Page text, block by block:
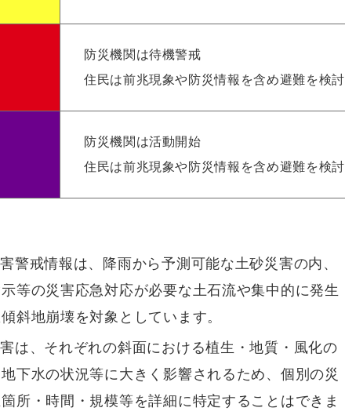
防災機関は待機警戒
住民は前兆現象や防災情報を含め避難を検討
防災機関は活動開始
住民は前兆現象や防災情報を含め避難を検討
警戒情報は、降雨から予測可能な土砂災害の内、
等の災害応急対応が必要な土石流や集中的に発生
斜地崩壊を対象としています。
は、それぞれの斜面における植生・地質・風化の
下水の状況等に大きく影響されるため、個別の災
所・時間・規模等を詳細に特定することはできま